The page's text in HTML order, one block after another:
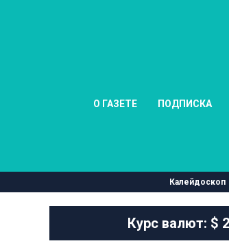
О ГАЗЕТЕ ПОДПИСКА
Калейдоскоп
Курс валют: $